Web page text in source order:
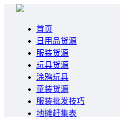
首页
日用品货源
服装货源
玩具货源
涂鸦玩具
童装货源
服装批发技巧
地摊赶集表